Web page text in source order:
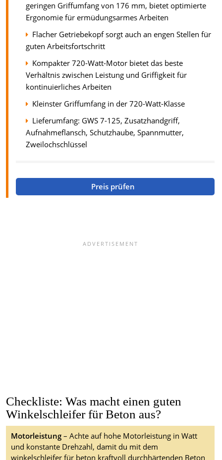
geringen Griffumfang von 176 mm, bietet optimierte
Ergonomie für ermüdungsarmes Arbeiten
Flacher Getriebekopf sorgt auch an engen Stellen für
guten Arbeitsfortschritt
Kompakter 720-Watt-Motor bietet das beste
Verhältnis zwischen Leistung und Griffigkeit für
kontinuierliches Arbeiten
Kleinster Griffumfang in der 720-Watt-Klasse
Lieferumfang: GWS 7-125, Zusatzhandgriff,
Aufnahmeflansch, Schutzhaube, Spannmutter,
Zweilochschlüssel
Preis prüfen
Checkliste: Was macht einen guten
Winkelschleifer für Beton aus?
Motorleistung– Achte auf hohe Motorleistung in Watt
und konstante Drehzahl, damit du mit dem
winkelschleifer für beton kraftvoll durchhärtenden Beton